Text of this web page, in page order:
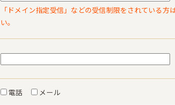
「ドメイン指定受信」などの受信制限をされている
い。
電話 メール